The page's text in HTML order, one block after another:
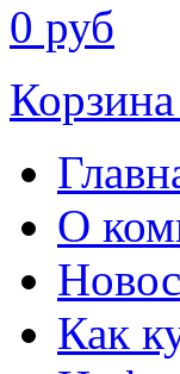
0 руб
О
Как